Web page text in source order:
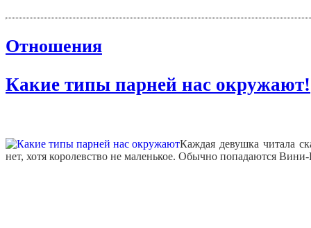
Отношения
Какие типы парней нас окружают!
Каждая девушка читала
нет, хотя королевство не маленькое. Обычно попадаются